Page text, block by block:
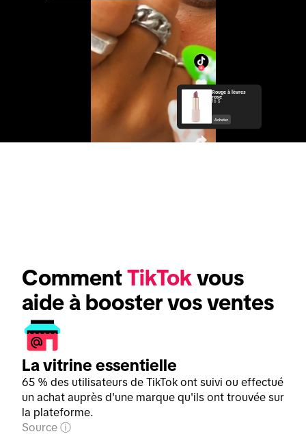
Rouge à lèvres
rose
16 $
Acheter
Comment TikTok vous
aide à booster vos ventes
La vitrine essentielle
65 % des utilisateurs de TikTok ont suivi ou effectué
un achat auprès d'une marque qu'ils ont trouvée sur
la plateforme.
Source